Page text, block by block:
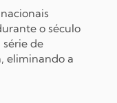
o século
série de
eliminando a